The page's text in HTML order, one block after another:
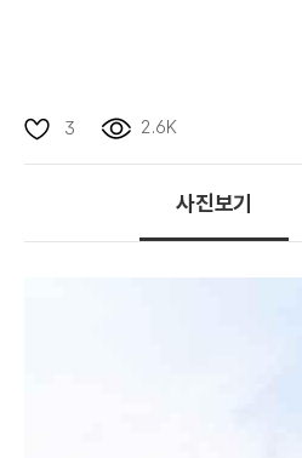
3 2.6K
사진보기